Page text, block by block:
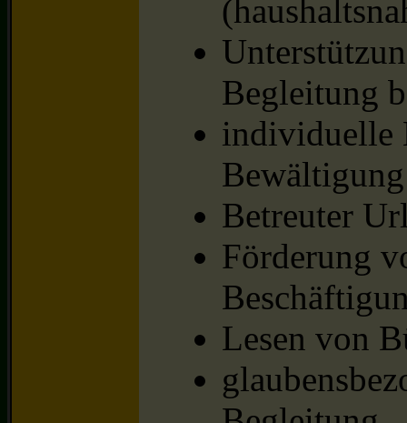
Begleitung
individuelle
Betreuter
Förderung
Lesen von